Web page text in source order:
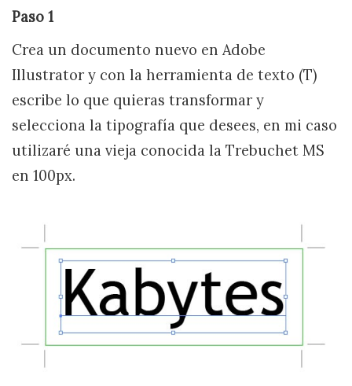
Paso 1
Crea un documento nuevo en Adobe
Illustrator y con la herramienta de texto (T)
escribe lo que quieras transformar y
selecciona la tipografía que desees, en mi caso
utilizaré una vieja conocida la Trebuchet MS
en 100px.